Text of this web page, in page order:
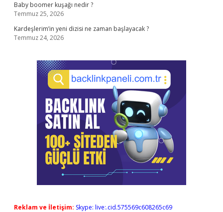
Baby boomer kuşağı nedir ?
Temmuz 25, 2026
Kardeşlerim’in yeni dizisi ne zaman başlayacak ?
Temmuz 24, 2026
Reklam ve İletişim: Skype: live:.cid.575569c608265c69